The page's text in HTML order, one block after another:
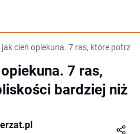
jak cień opiekuna. 7 ras, które
7 ras,
bardziej niż